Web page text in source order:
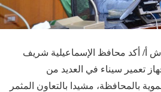
في 14 يناير/أ ش أ/ أكد محافظ الإسماعيلية شريف
تعمير سيناء في العديد من
بالمحافظة، مشيدا بالتعاون المثمر